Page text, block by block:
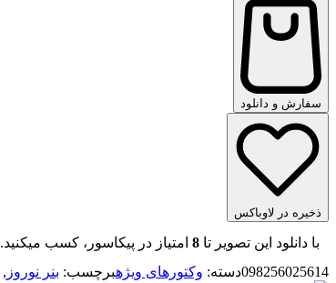
سفارش و دانلود
ذخیره در لاوباکس
با دانلود این تصویر تا 8 امتیاز در پیکاسور، کسب میکنید.
098256025614دسته: وکتورهای ویژهبرچسب: بنر نوروز ,